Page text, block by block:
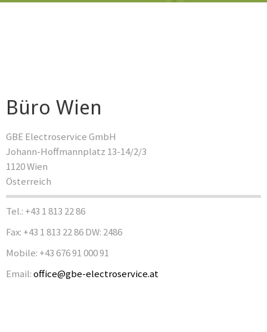
Büro Wien
GBE Electroservice GmbH
Johann-Hoffmannplatz 13-14/2/3
1120 Wien
Österreich
Tel.: +43 1 813 22 86
Fax: +43 1 813 22 86 DW: 2486
Mobile: +43 676 91 000 91
Email:office@gbe-electroservice.at